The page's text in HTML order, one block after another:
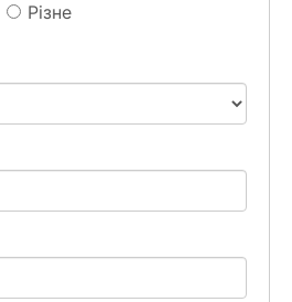
Різне